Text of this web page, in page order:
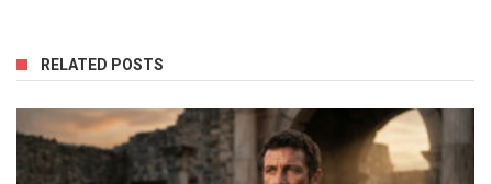
RELATED POSTS